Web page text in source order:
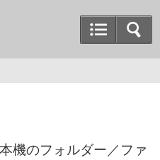
機のフォルダー／ファ